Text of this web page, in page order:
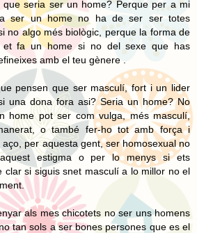
seria ser un home? Perque per a mi
ser un home no ha de ser ser totes
no algo més biològic, perque la forma de
et fa un home si no del sexe que has
amb el teu gènere .
pensen que ser masculí, fort i un lider
una dona fora asi? Seria un home? No
home pot ser com vulga, més masculí,
o també fer-ho tot amb força i
aço, per aquesta gent, ser homosexual no
estigma o per lo menys si ets
clar si siguis snet masculí a lo millor no el
als mes chicotets no ser uns homens
tan sols a ser bones persones que es el